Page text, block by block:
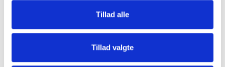
Tillad alle
Tillad valgte
Udvendigt Udstyr